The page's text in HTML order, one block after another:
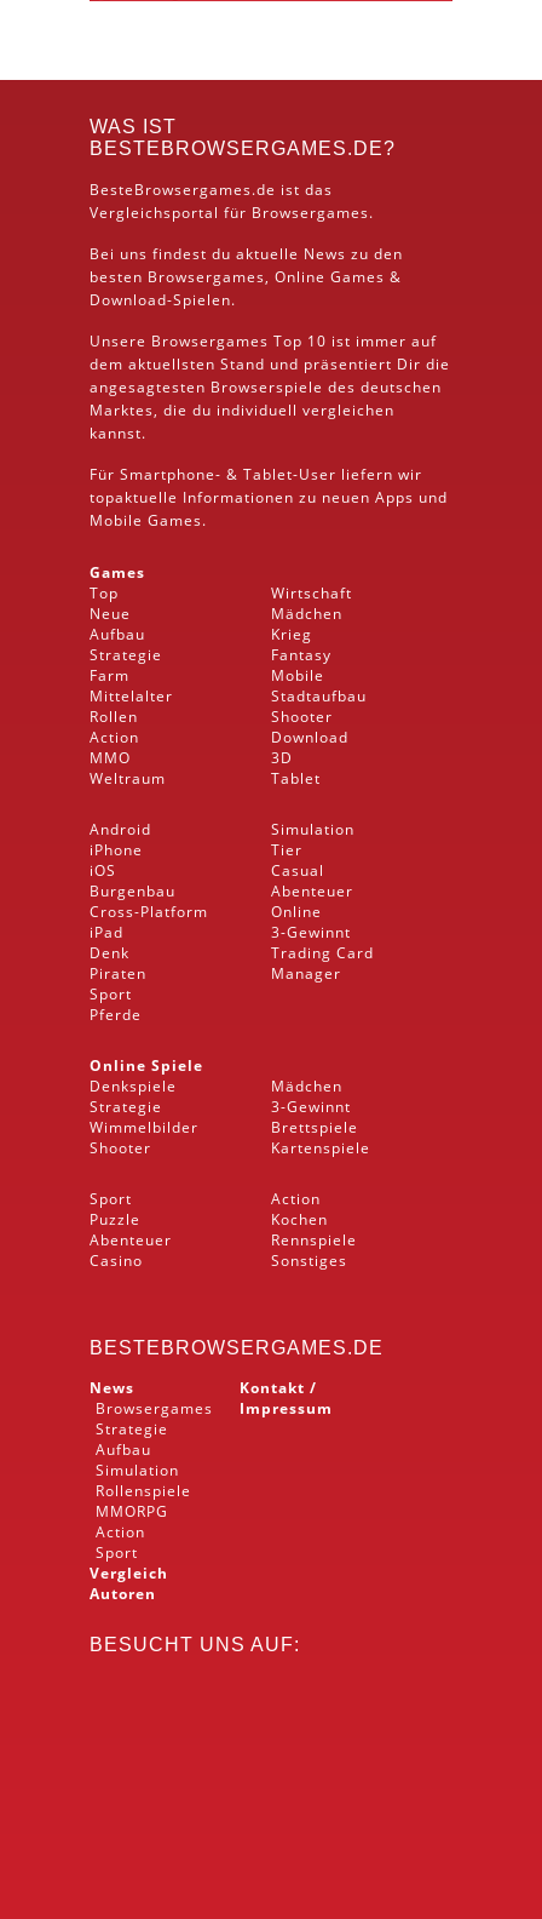
WAS IST
BESTEBROWSERGAMES.DE?
BesteBrowsergames.de ist das
Vergleichsportal für Browsergames.
Bei uns findest du aktuelle News zu den
besten Browsergames, Online Games &
Download-Spielen.
Unsere Browsergames Top 10 ist immer auf
dem aktuellsten Stand und präsentiert Dir die
angesagtesten Browserspiele des deutschen
Marktes, die du individuell vergleichen
kannst.
Für Smartphone- & Tablet-User liefern wir
topaktuelle Informationen zu neuen Apps und
Mobile Games.
Games
Top
Neue
Aufbau
Strategie
Farm
Mittelalter
Rollen
Action
MMO
Weltraum
Wirtschaft
Mädchen
Krieg
Fantasy
Mobile
Stadtaufbau
Shooter
Download
3D
Tablet
Android
iPhone
iOS
Burgenbau
Cross-Platform
iPad
Denk
Piraten
Sport
Pferde
Simulation
Tier
Casual
Abenteuer
Online
3-Gewinnt
Trading Card
Manager
Online Spiele
Denkspiele
Strategie
Wimmelbilder
Shooter
Mädchen
3-Gewinnt
Brettspiele
Kartenspiele
Sport
Puzzle
Abenteuer
Casino
Action
Kochen
Rennspiele
Sonstiges
BESTEBROWSERGAMES.DE
News
Browsergames
Strategie
Aufbau
Simulation
Rollenspiele
MMORPG
Action
Sport
Vergleich
Autoren
Kontakt /
Impressum
BESUCHT UNS AUF: